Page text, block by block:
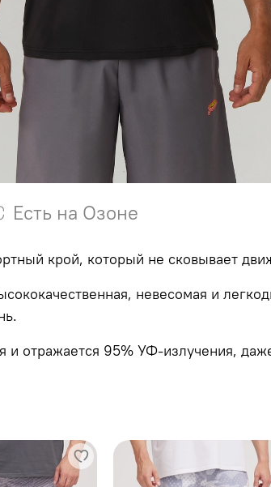
Есть на Озоне
крой, который не сковывает
невесомая и
и отражается 95% УФ-излучения,